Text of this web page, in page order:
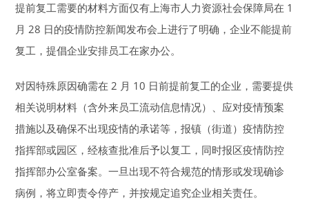
提前复工需要的材料方面仅有上海市人力资源社会保障局在 1
月 28 日的疫情防控新闻发布会上进行了明确，企业不能提前
复工，提倡企业安排员工在家办公。
对因特殊原因确需在 2 月 10 日前提前复工的企业，需要提供
相关说明材料（含外来员工流动信息情况）、应对疫情预案
措施以及确保不出现疫情的承诺等，报镇（街道）疫情防控
指挥部或园区，经核查批准后予以复工，同时报区疫情防控
指挥部办公室备案。一旦出现不符合规范的情形或发现确诊
病例，将立即责令停产，并按规定追究企业相关责任。